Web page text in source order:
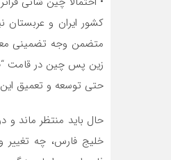
کشور ایران و عربستان
متضمن وجه تضمینی
زین پس چین در قامت
حتی توسعه و تعمیق
حال باید منتظر ماند
خلیج فارس، چه